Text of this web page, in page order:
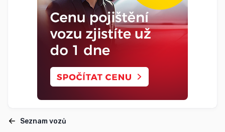
Seznam vozů